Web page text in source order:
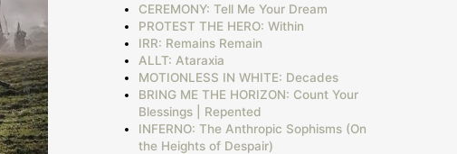
CEREMONY: Tell Me Your Dream
PROTEST THE HERO: Within
IRR: Remains Remain
ALLT: Ataraxia
MOTIONLESS IN WHITE: Decades
BRING ME THE HORIZON: Count Your
Blessings | Repented
INFERNO: The Anthropic Sophisms (On
the Heights of Despair)